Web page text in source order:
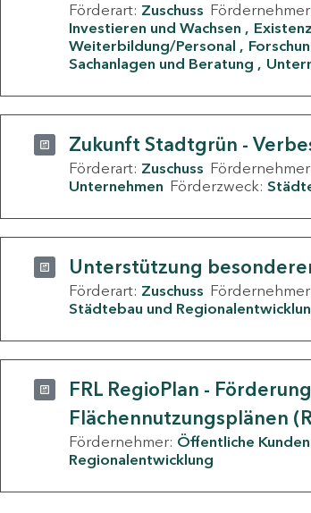
Förderart: Zuschuss
Investieren und Wachsen
Weiterbildung/Personal
Sachanlagen und Beratung
Zukunft Stadtgrün -
Förderart: Zuschuss
Unternehmen Förderzweck:
Unterstützung
Förderart: Zuschuss
Städtebau und
FRL RegioPlan -
Flächennutzungsplänen
Fördernehmer: Öffentliche Kunden
Regionalentwicklung